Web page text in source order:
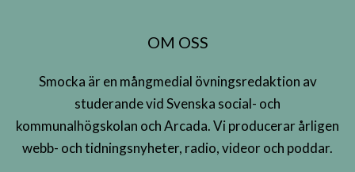
OM OSS
Smocka är en mångmedial övningsredaktion av
studerande vid Svenska social- och
kommunalhögskolan och Arcada. Vi producerar årligen
webb- och tidningsnyheter, radio, videor och poddar.